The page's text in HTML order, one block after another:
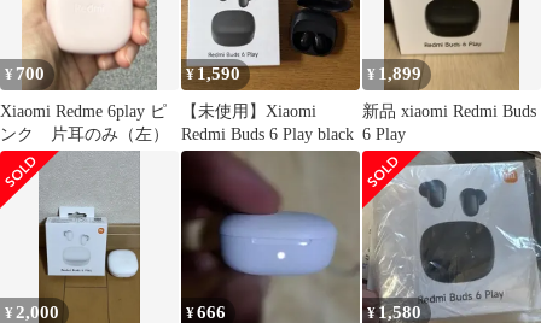
6 buds Redmi ワイヤレ
スイヤホン Xiaomi
¥ 700
Xiaomi Redme 6play ピ
ンク 片耳のみ（左）
¥1,590
【未使用】Xiaomi
Redmi Buds 6 Play black
¥ 1,899
新品 xiaomi Redmi Buds
6 Play
¥ 2,000 ¥666 ¥ 1,580